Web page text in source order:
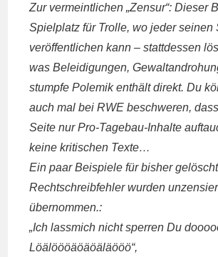
Zur vermeintlichen „Zensur“: Dieser
Spielplatz für Trolle, wo jeder seinen
veröffentlichen kann – stattdessen
was Beleidigungen,
stumpfe Polemik enthält direkt. Du
auch mal bei RWE beschweren,
Seite nur Pro-Tagebau-Inhalte
keine kritischen Texte…
Ein paar Beispiele für bisher
Rechtschreibfehler wurden
übernommen.:
„Ich lassmich nicht sperren Du
Löälöööäöäöä​läööö​“,